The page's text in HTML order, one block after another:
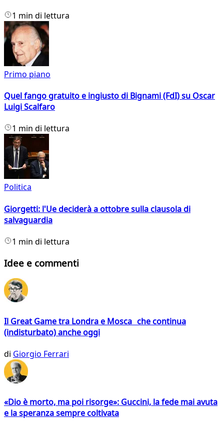
1 min di lettura
Primo piano
Quel fango gratuito e ingiusto di Bignami (FdI) su Oscar
Luigi Scalfaro
1 min di lettura
Politica
Giorgetti: l'Ue deciderà a ottobre sulla clausola di
salvaguardia
1 min di lettura
Idee e commenti
Il Great Game tra Londra e Mosca che continua
(indisturbato) anche oggi
di Giorgio Ferrari
«Dio è morto, ma poi risorge»: Guccini, la fede mai avuta
e la speranza sempre coltivata